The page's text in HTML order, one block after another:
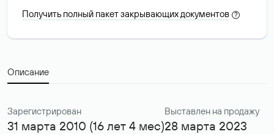
Получить полный пакет закрывающих документов ?
Описание
Зарегистрирован
31 марта 2010 (16 лет 4 мес)
Выставлен на продажу
28 марта 2023